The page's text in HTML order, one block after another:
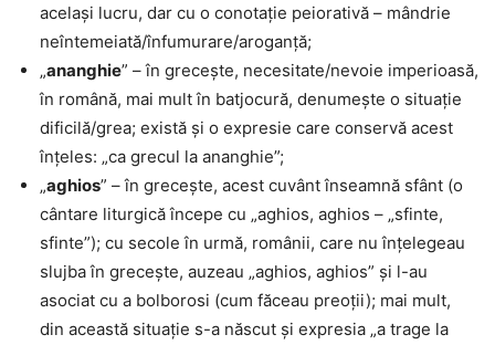
același lucru, dar cu o conotație peiorativă – mândrie
neîntemeiată/înfumurare/aroganță;
„ananghie” – în grecește, necesitate/nevoie imperioasă,
în română, mai mult în batjocură, denumește o situație
dificilă/grea; există și o expresie care conservă acest
înțeles: „ca grecul la ananghie”;
„aghios” – în grecește, acest cuvânt înseamnă sfânt (o
cântare liturgică începe cu „aghios, aghios – „sfinte,
sfinte”); cu secole în urmă, românii, care nu înțelegeau
slujba în grecește, auzeau „aghios, aghios” și l-au
asociat cu a bolborosi (cum făceau preoții); mai mult,
din această situație s-a născut și expresia „a trage la